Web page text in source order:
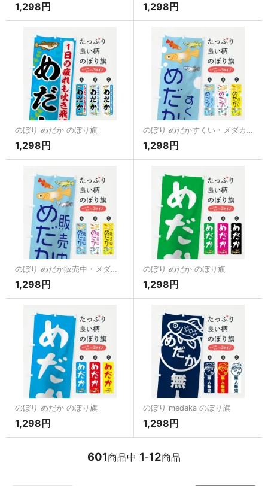
1,298円 1,298円
のぼり めだか のぼり旗
1,298円
のぼり めだかすくい・メダカ のぼり旗
1,298円
のぼり めだか販売中・メダカ のぼり旗
1,298円
のぼり めだか のぼり旗
1,298円
のぼり めだか のぼり旗
1,298円
のぼり medaka のぼり旗
1,298円
601商品中 1-12商品